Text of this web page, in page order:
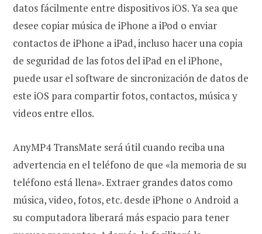
datos fácilmente entre dispositivos iOS. Ya sea que
desee copiar música de iPhone a iPod o enviar
contactos de iPhone a iPad, incluso hacer una copia
de seguridad de las fotos del iPad en el iPhone,
puede usar el software de sincronización de datos de
este iOS para compartir fotos, contactos, música y
videos entre ellos.
AnyMP4 TransMate será útil cuando reciba una
advertencia en el teléfono de que «la memoria de su
teléfono está llena». Extraer grandes datos como
música, video, fotos, etc. desde iPhone o Android a
su computadora liberará más espacio para tener